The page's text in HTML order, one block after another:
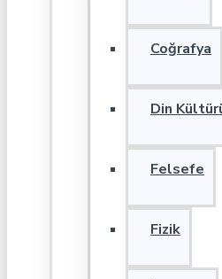
Coğrafya
Din
Felsefe
Fizik